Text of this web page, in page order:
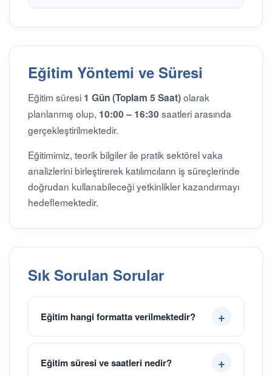
Eğitim Yöntemi ve Süresi
Eğitim süresi 1 Gün (Toplam 5 Saat)olarak
planlanmış olup, 10:00 – 16:30 saatleri arasında
gerçekleştirilmektedir.
Eğitimimiz, teorik bilgiler ile pratik sektörel vaka
analizlerini birleştirerek katılımcıların iş süreçlerinde
doğrudan kullanabileceği yetkinlikler kazandırmayı
hedeflemektedir.
Sık Sorulan Sorular
Eğitim hangi formatta verilmektedir?
Eğitim süresi ve saatleri nedir?